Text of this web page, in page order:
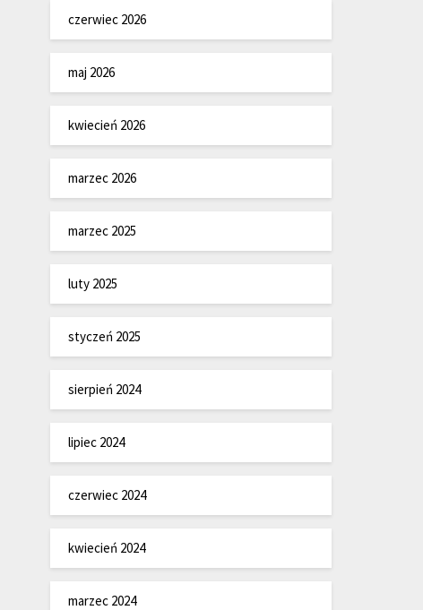
czerwiec 2026
maj 2026
kwiecień 2026
marzec 2026
marzec 2025
luty 2025
styczeń 2025
sierpień 2024
lipiec 2024
czerwiec 2024
kwiecień 2024
marzec 2024